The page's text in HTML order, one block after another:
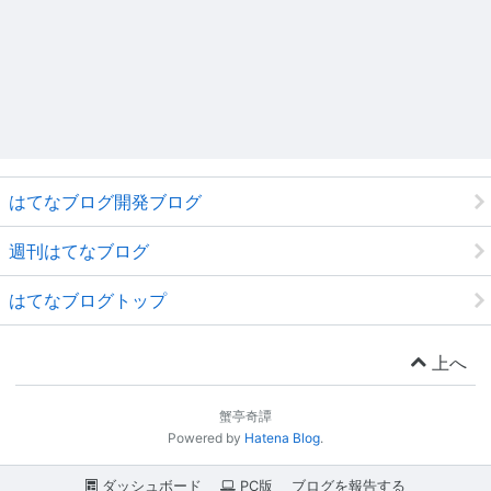
はてなブログ開発ブログ
週刊はてなブログ
はてなブログトップ
上へ
蟹亭奇譚
Powered by Hatena Blog.
ダッシュボード PC版 ブログを報告する